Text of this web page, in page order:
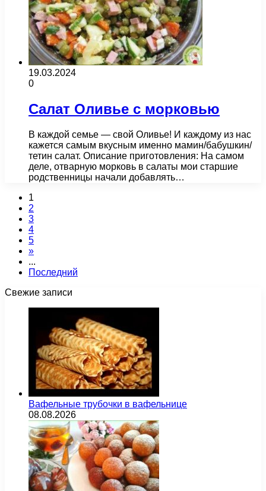
19.03.2024
0
Салат Оливье с морковью
В каждой семье — свой Оливье! И каждому из нас
кажется самым вкусным именно мамин/бабушкин/
тетин салат. Описание приготовления: На самом
деле, отварную морковь в салаты мои старшие
родственницы начали добавлять…
1
2
3
4
5
»
...
Последний
Свежие записи
Вафельные трубочки в вафельнице
08.08.2026